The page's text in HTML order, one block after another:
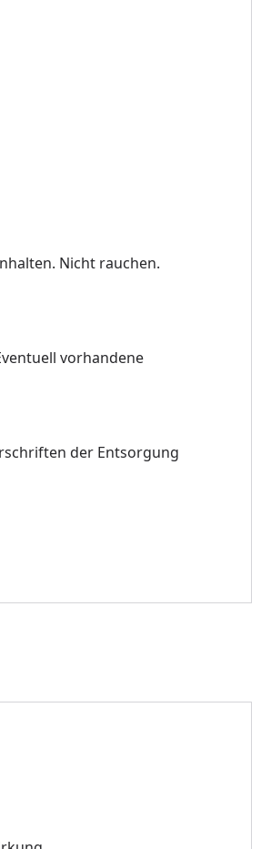
Nicht rauchen.
vorhandene
der Entsorgung